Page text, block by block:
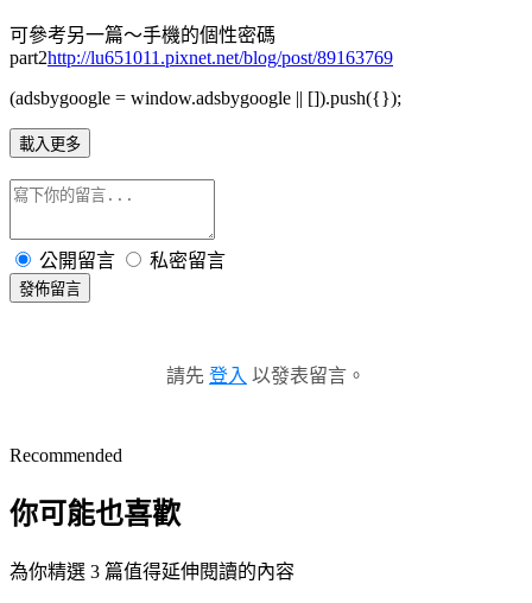
可參考另一篇～手機的個性密碼
part2http://lu651011.pixnet.net/blog/post/89163769
(adsbygoogle = window.adsbygoogle || []).push({});
載入更多
公開留言 私密留言
發佈留言
請先 登入 以發表留言。
Recommended
你可能也喜歡
為你精選 3 篇值得延伸閱讀的內容